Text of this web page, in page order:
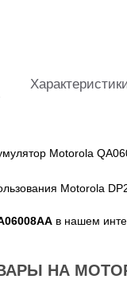
Motorola
Motorola
в нашем
НА